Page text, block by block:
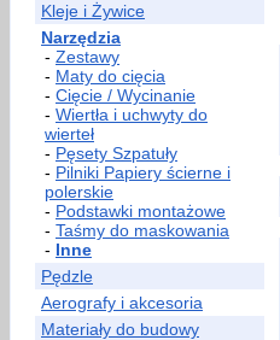
Kleje i Żywice
Narzędzia
- Zestawy
- Maty do cięcia
- Cięcie / Wycinanie
- Wiertła i uchwyty do
wierteł
- Pęsety Szpatuły
- Pilniki Papiery ścierne i
polerskie
- Podstawki montażowe
- Taśmy do maskowania
- Inne
Pędzle
Aerografy i akcesoria
Materiały do budowy